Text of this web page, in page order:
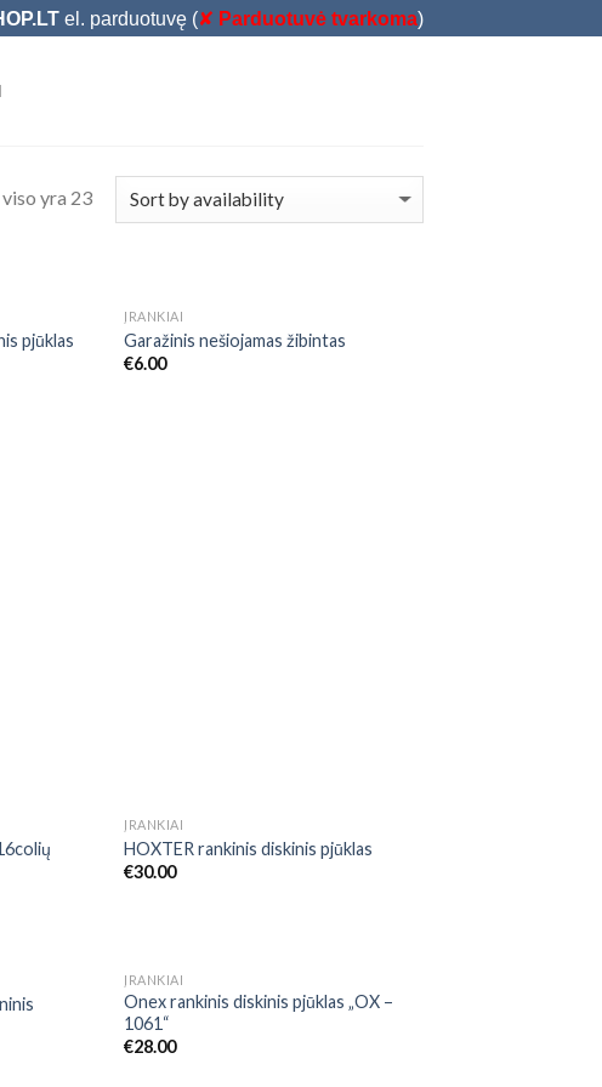
el. parduotuvę (✘ Parduotuvė tvarkoma)
yra 23
Add to
Wishlist
pjūklas
ĮRANKIAI
Garažinis nešiojamas žibintas
€6.00
Add to
Wishlist
Wishlist
ĮRANKIAI
HOXTER rankinis diskinis pjūklas
€30.00
Wishlist
Add to
Wishlist
ĮRANKIAI
Onex rankinis diskinis pjūklas „OX –
1061“
€28.00